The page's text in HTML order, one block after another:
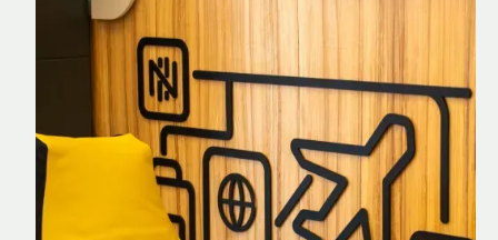
Nomad Explorer
Cartão de crédito brasileiro com cashback
em dólar